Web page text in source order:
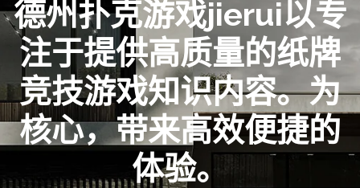
德州扑克游戏jierui以专
注于提供高质量的纸牌
竞技游戏知识内容。为
核心，带来高效便捷的
体验。